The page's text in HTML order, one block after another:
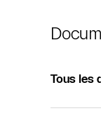
Tous les